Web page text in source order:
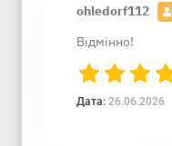
ohledorf112
Відмінно!
Дата: 26.06.2026